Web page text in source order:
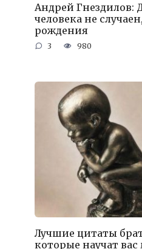
Андрей Гнездилов:
человека не
рождения
3 980
Лучшие цитаты
которые научат